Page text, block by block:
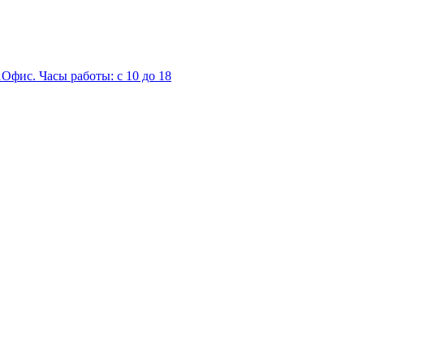
Офис. Часы работы: с 10 до 18